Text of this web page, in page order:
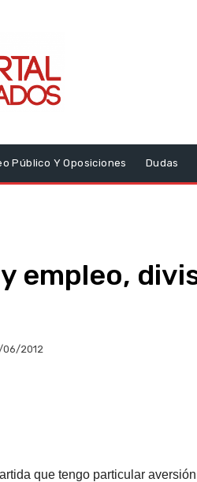
Público Y Oposiciones Dudas
empleo,
2012
que tengo particular